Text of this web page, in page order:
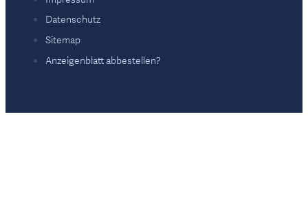
Datenschutz
Sitemap
Anzeigenblatt abbestellen?